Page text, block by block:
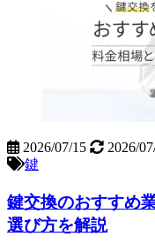
2026/07/15
2026/
鍵
鍵交換のおすすめ
選び方を解説